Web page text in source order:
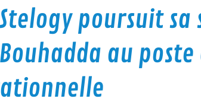
poursuit
au poste